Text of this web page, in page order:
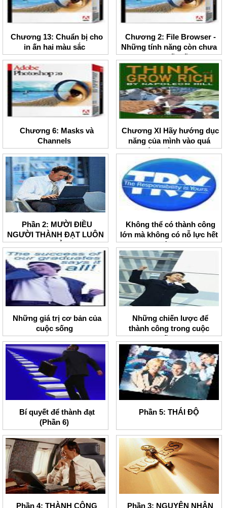
Chương 13: Chuẩn bị cho
in ấn hai màu sắc
Chương 2: File Browser -
Những tính năng còn chưa
được biết đến.
Chương 6: Masks và
Channels
Chương XI Hãy hướng dục
năng của mình vào quá
trình sáng tạo
Phần 2: MƯỜI ĐIỀU
NGƯỜI THÀNH ĐẠT LUÔN
TIN TƯỞNG
Không thể có thành công
lớn mà không có nỗ lực hết
mình
Những giá trị cơ bản của
cuộc sống
Những chiến lược để
thành công trong cuộc
sống
Bí quyết để thành đạt
(Phần 6)
Phần 5: THÁI ĐỘ
Phần 4: THÀNH CÔNG
Phần 3: NGUYÊN NHÂN